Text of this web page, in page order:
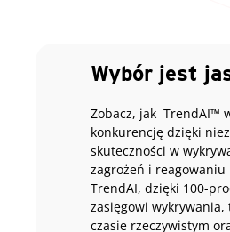
Wybór jest
Zobacz, jak TrendAI™
konkurencję dzięki
skuteczności w
zagrożeń i reagowaniu
TrendAI, dzięki 100-
zasięgowi
czasie rzeczywistym